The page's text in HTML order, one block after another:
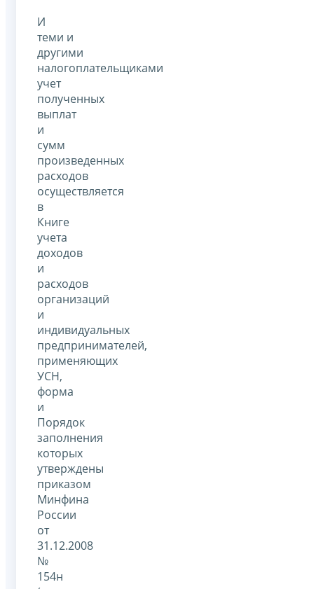
И
теми и
другими
налогоплательщиками
учет
полученных
выплат
и
сумм
произведенных
расходов
осуществляется
в
Книге
учета
доходов
и
расходов
организаций
и
индивидуальных
предпринимателей,
применяющих
УСН,
форма
и
Порядок
заполнения
которых
утверждены
приказом
Минфина
России
от
31.12.2008
№
154н